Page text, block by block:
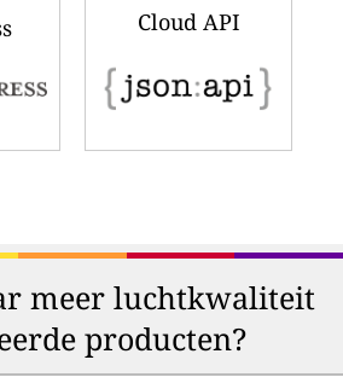
Cloud API
meer luchtkwaliteit
producten?